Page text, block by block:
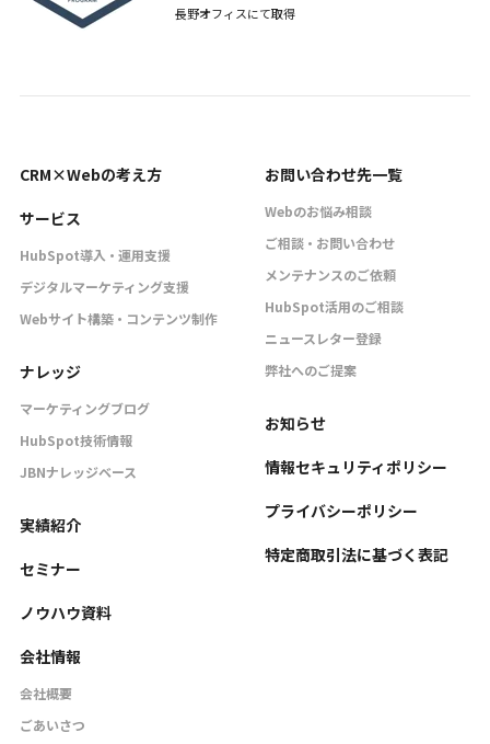
長野オフィスにて取得
CRM×Webの考え方
サービス
HubSpot導入・運用支援
デジタルマーケティング支援
Webサイト構築・コンテンツ制作
ナレッジ
マーケティングブログ
HubSpot技術情報
JBNナレッジベース
実績紹介
セミナー
ノウハウ資料
会社情報
会社概要
ごあいさつ
お問い合わせ先一覧
Webのお悩み相談
ご相談・お問い合わせ
メンテナンスのご依頼
HubSpot活用のご相談
ニュースレター登録
弊社へのご提案
お知らせ
情報セキュリティポリシー
プライバシーポリシー
特定商取引法に基づく表記